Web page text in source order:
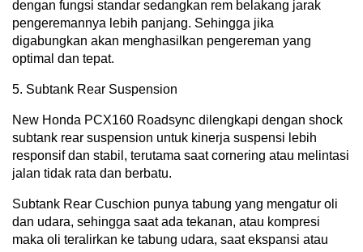
dengan fungsi standar sedangkan rem belakang jarak
pengeremannya lebih panjang. Sehingga jika
digabungkan akan menghasilkan pengereman yang
optimal dan tepat.
5. Subtank Rear Suspension
New Honda PCX160 Roadsync dilengkapi dengan shock
subtank rear suspension untuk kinerja suspensi lebih
responsif dan stabil, terutama saat cornering atau melintasi
jalan tidak rata dan berbatu.
Subtank Rear Cuschion punya tabung yang mengatur oli
dan udara, sehingga saat ada tekanan, atau kompresi
maka oli teralirkan ke tabung udara, saat ekspansi atau